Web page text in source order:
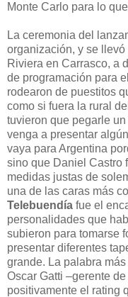
Monte Carlo para lo
La ceremonia del
organización, y se
Riviera en Carrasco, a
de programación para
rodearon de puestitos
como si fuera la rural
tuvieron que pegarle
venga a presentar
vaya para Argentina
sino que Daniel Castro
medidas justas de
una de las caras más
Telebuendía fue el
personalidades que
subieron para tomarse
presentar diferentes
grande. La palabra
Oscar Gatti –gerente
positivamente el rating